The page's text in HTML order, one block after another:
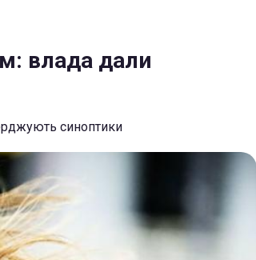
влада дали
синоптики